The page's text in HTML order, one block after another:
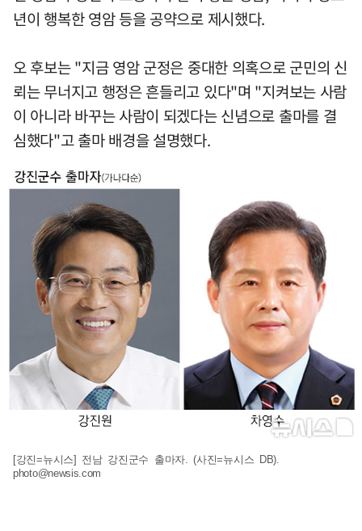
년이 행복한 영암 등을 공약으로 제시했다.
오 후보는 "지금 영암 군정은 중대한 의혹으로 군민의 신
뢰는 무너지고 행정은 흔들리고 있다"며 "지켜보는 사람
이 아니라 바꾸는 사람이 되겠다는 신념으로 출마를 결
심했다"고 출마 배경을 설명했다.
[강진=뉴시스] 전남 강진군수 출마자. (사진=뉴시스 DB).
photo@newsis.com